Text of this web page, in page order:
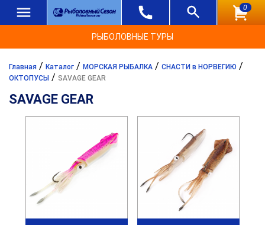
0
РЫБОЛОВНЫЕ ТУРЫ
Главная / Каталог / МОРСКАЯ РЫБАЛКА / СНАСТИ в НОРВЕГИЮ /
ОКТОПУСЫ / SAVAGE GEAR
SAVAGE GEAR